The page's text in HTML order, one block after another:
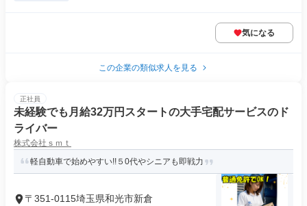
気になる
この企業の類似求人を見る
正社員
未経験でも月給32万円スタートの大手宅配サービスのド
ライバー
株式会社ｓｍｔ
軽自動車で始めやすい!!５0代やシニアも即戦力
〒351-0115埼玉県和光市新倉